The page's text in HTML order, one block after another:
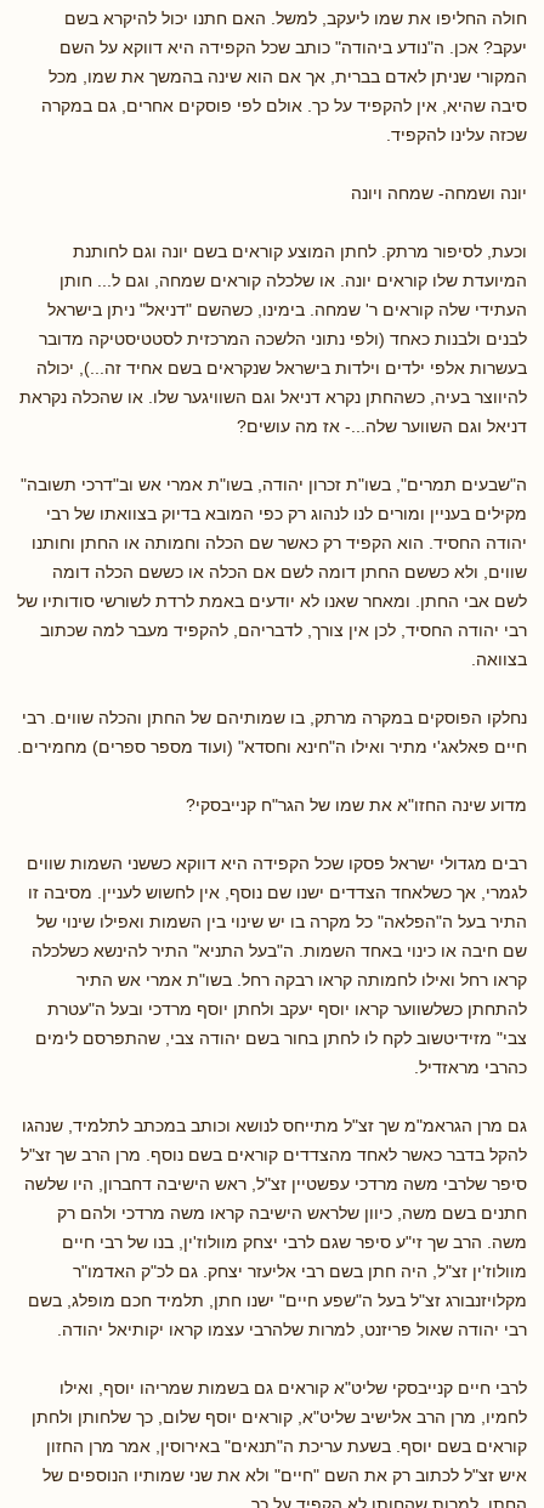
חולה החליפו את שמו ליעקב, למשל. האם חתנו יכול להיקרא בשם
יעקב? אכן. ה"נודע ביהודה" כותב שכל הקפידה היא דווקא על השם
המקורי שניתן לאדם בברית, אך אם הוא שינה בהמשך את שמו, מכל
סיבה שהיא, אין להקפיד על כך. אולם לפי פוסקים אחרים, גם במקרה
שכזה עלינו להקפיד.
יונה ושמחה- שמחה ויונה
וכעת, לסיפור מרתק. לחתן המוצע קוראים בשם יונה וגם לחותנת
המיועדת שלו קוראים יונה. או שלכלה קוראים שמחה, וגם ל... חותן
העתידי שלה קוראים ר' שמחה. בימינו, כשהשם "דניאל" ניתן בישראל
לבנים ולבנות כאחד (ולפי נתוני הלשכה המרכזית לסטטיסטיקה מדובר
בעשרות אלפי ילדים וילדות בישראל שנקראים בשם אחיד זה...), יכולה
להיווצר בעיה, כשהחתן נקרא דניאל וגם השוויגער שלו. או שהכלה נקראת
דניאל וגם השווער שלה...- אז מה עושים?
ה"שבעים תמרים", בשו"ת זכרון יהודה, בשו"ת אמרי אש וב"דרכי תשובה"
מקילים בעניין ומורים לנו לנהוג רק כפי המובא בדיוק בצוואתו של רבי
יהודה החסיד. הוא הקפיד רק כאשר שם הכלה וחמותה או החתן וחותנו
שווים, ולא כששם החתן דומה לשם אם הכלה או כששם הכלה דומה
לשם אבי החתן. ומאחר שאנו לא יודעים באמת לרדת לשורשי סודותיו של
רבי יהודה החסיד, לכן אין צורך, לדבריהם, להקפיד מעבר למה שכתוב
בצוואה.
נחלקו הפוסקים במקרה מרתק, בו שמותיהם של החתן והכלה שווים. רבי
חיים פאלאג'י מתיר ואילו ה"חינא וחסדא" (ועוד מספר ספרים) מחמירים.
מדוע שינה החזו"א את שמו של הגר"ח קנייבסקי?
רבים מגדולי ישראל פסקו שכל הקפידה היא דווקא כששני השמות שווים
לגמרי, אך כשלאחד הצדדים ישנו שם נוסף, אין לחשוש לעניין. מסיבה זו
התיר בעל ה"הפלאה" כל מקרה בו יש שינוי בין השמות ואפילו שינוי של
שם חיבה או כינוי באחד השמות. ה"בעל התניא" התיר להינשא כשלכלה
קראו רחל ואילו לחמותה קראו רבקה רחל. בשו"ת אמרי אש התיר
להתחתן כשלשווער קראו יוסף יעקב ולחתן יוסף מרדכי ובעל ה"עטרת
צבי" מזידיטשוב לקח לו לחתן בחור בשם יהודה צבי, שהתפרסם לימים
כהרבי מראזדיל.
גם מרן הגראמ"מ שך זצ"ל מתייחס לנושא וכותב במכתב לתלמיד, שנהגו
להקל בדבר כאשר לאחד מהצדדים קוראים בשם נוסף. מרן הרב שך זצ"ל
סיפר שלרבי משה מרדכי עפשטיין זצ"ל, ראש הישיבה דחברון, היו שלשה
חתנים בשם משה, כיוון שלראש הישיבה קראו משה מרדכי ולהם רק
משה. הרב שך זי"ע סיפר שגם לרבי יצחק מוולוז'ין, בנו של רבי חיים
מוולוז'ין זצ"ל, היה חתן בשם רבי אליעזר יצחק. גם לכ"ק האדמו"ר
מקלויזנבורג זצ"ל בעל ה"שפע חיים" ישנו חתן, תלמיד חכם מופלג, בשם
רבי יהודה שאול פריזנט, למרות שלהרבי עצמו קראו יקותיאל יהודה.
לרבי חיים קנייבסקי שליט"א קוראים גם בשמות שמריהו יוסף, ואילו
לחמיו, מרן הרב אלישיב שליט"א, קוראים יוסף שלום, כך שלחותן ולחתן
קוראים בשם יוסף. בשעת עריכת ה"תנאים" באירוסין, אמר מרן החזון
איש זצ"ל לכתוב רק את השם "חיים" ולא את שני שמותיו הנוספים של
החתן, למרות שהחותן לא הקפיד על כך.